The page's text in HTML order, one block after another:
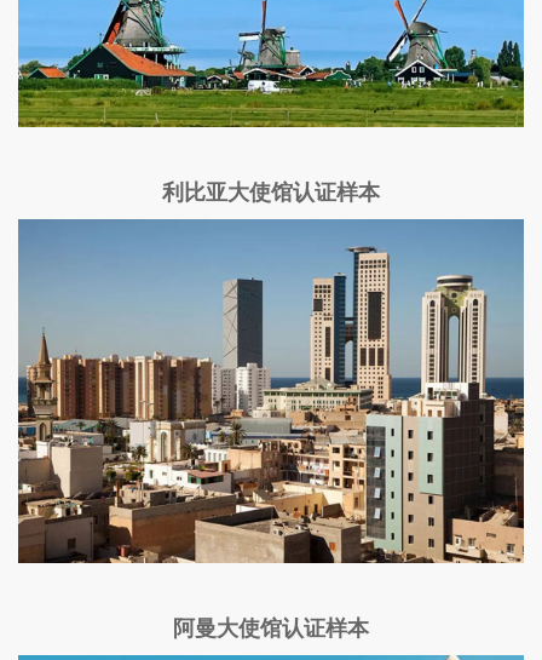
利比亚大使馆认证样本
阿曼大使馆认证样本